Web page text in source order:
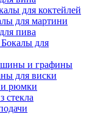
для коктейлей
для мартини
пива
Бокалы для
и графины
для виски
рюмки
стекла